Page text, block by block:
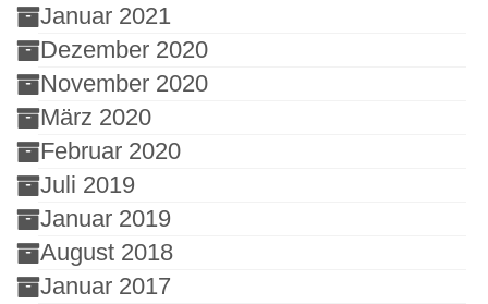
Januar 2021
Dezember 2020
November 2020
März 2020
Februar 2020
Juli 2019
Januar 2019
August 2018
Januar 2017